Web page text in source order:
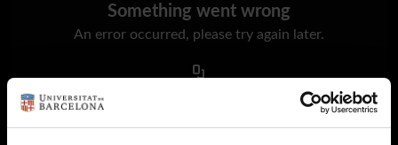
Something went wrong
An error occurred, please try again later.